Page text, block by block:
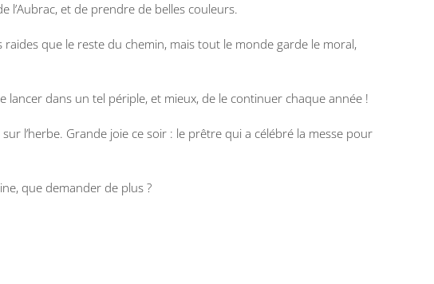
et de prendre de belles couleurs.
que le reste du chemin, mais tout le monde garde le moral,
lancer dans un tel périple, et mieux, de le continuer chaque année !
l’herbe. Grande joie ce soir : le prêtre qui a célébré la messe pour
que demander de plus ?